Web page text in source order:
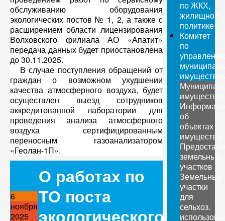
обслуживанию оборудования
экологических постов № 1, 2, а также с
расширением области лицензирования
Волховского филиала АО «Апатит»
передача данных будет приостановлена
до 30.11.2025.
В случае поступления обращений от
граждан о возможном ухудшении
качества атмосферного воздуха, будет
осуществлен выезд сотрудников
аккредитованной лаборатории для
проведения анализа атмосферного
воздуха сертифицированным
переносным газоанализатором
«Геолан-1П».
6
ноября
2025
О работах по
ТО поста
экологического
по ЖКХ,
жилищной
политике
Комитет
по
имущество
об
объектах
имущества
земельных
участков
Земельные
участки
для
сельхоз.